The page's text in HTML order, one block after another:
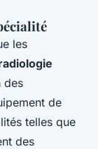
les
des
de
telles que
des